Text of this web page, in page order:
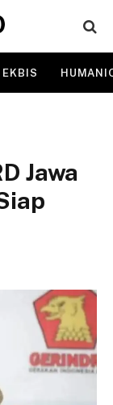
EKBIS
Jawa